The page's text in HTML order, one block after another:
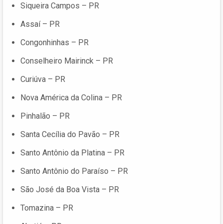
Siqueira Campos – PR
Assaí – PR
Congonhinhas – PR
Conselheiro Mairinck – PR
Curiúva – PR
Nova América da Colina – PR
Pinhalão – PR
Santa Cecília do Pavão – PR
Santo Antônio da Platina – PR
Santo Antônio do Paraíso – PR
São José da Boa Vista – PR
Tomazina – PR